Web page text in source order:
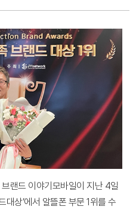
랜드 이야기모바일이 지난 4일
상’에서 알뜰폰 부문 1위를 수